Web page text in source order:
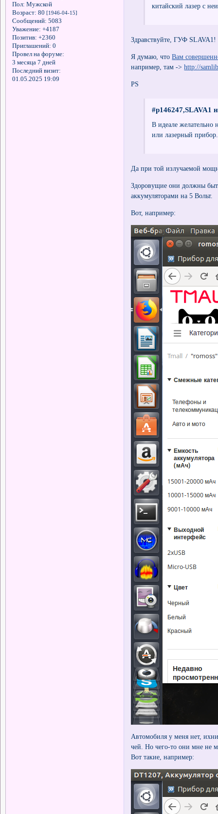
Пол: Мужской
Возраст: 80 [1946-04-15]
Сообщений: 5083
Уважение: +4187
Позитив: +2360
Приглашений: 0
Провел на форуме:
3 месяца 7 дней
Последний визит:
01.05.2025 19:09
китайский лазер с
Здравствуйте, ГУФ SLAVA1!
Я думаю, чтоВам
например, там ->http://
PS
#p146247,SLAVA1
В идеале
или лазерный прибор.
Да при той излучаемой
Здоровущие они должны
аккумуляторами на 5 Вольт.
Вот, например:
Автомобиля у меня нет,
чей. Но чего-то они мне не
Вот такие, например: